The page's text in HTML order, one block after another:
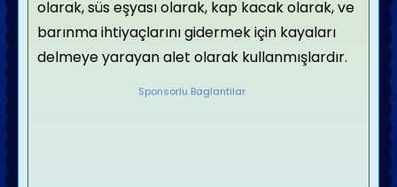
olarak, süs eşyası olarak, kap kacak olarak, ve
barınma ihtiyaçlarını gidermek için kayaları
delmeye yarayan alet olarak kullanmışlardır.
Sponsorlu Baglantilar